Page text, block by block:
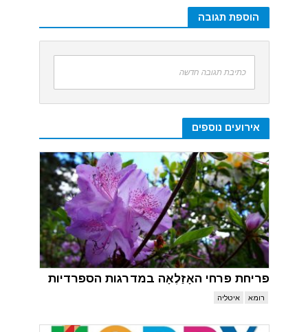
הוספת תגובה
כתיבת תגובה חדשה
אירועים נוספים
פריחת פרחי האָזַלֶאָה במדרגות הספרדיות
רומא איטליה